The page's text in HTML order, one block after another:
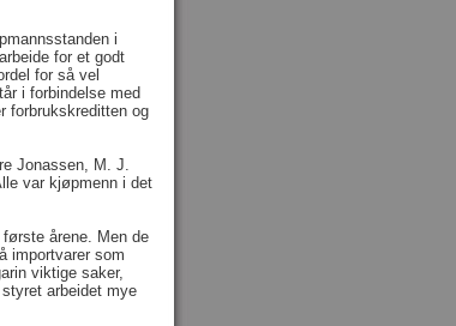
i
for et godt
for så vel
i forbindelse med
forbrukskreditten og
Jonassen, M. J.
var kjøpmenn i det
årene. Men de
importvarer som
viktige saker,
arbeidet mye